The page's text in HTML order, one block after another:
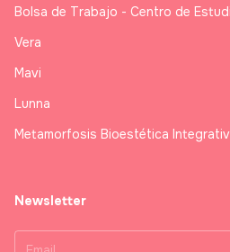
Bolsa de Trabajo - Centro de
Vera
Mavi
Lunna
Metamorfosis Bioestética
Newsletter